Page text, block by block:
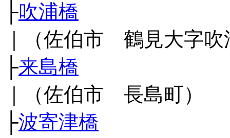
├吹浦橋
｜（佐伯市 鶴見大字吹
├来島橋
｜（佐伯市 長島町）
├波寄津橋